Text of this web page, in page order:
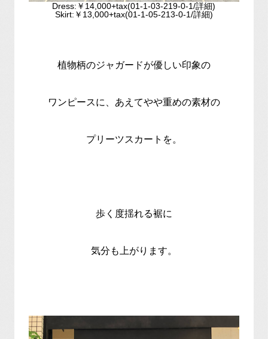
Dress:￥14,000+tax(01-1-03-219-0-1/詳細)
Skirt:￥13,000+tax(01-1-05-213-0-1/詳細)
植物柄のジャガードが優しい印象の
ワンピースに、あえてやや重めの素材の
プリーツスカートを。
歩く度揺れる裾に
気分も上がります。